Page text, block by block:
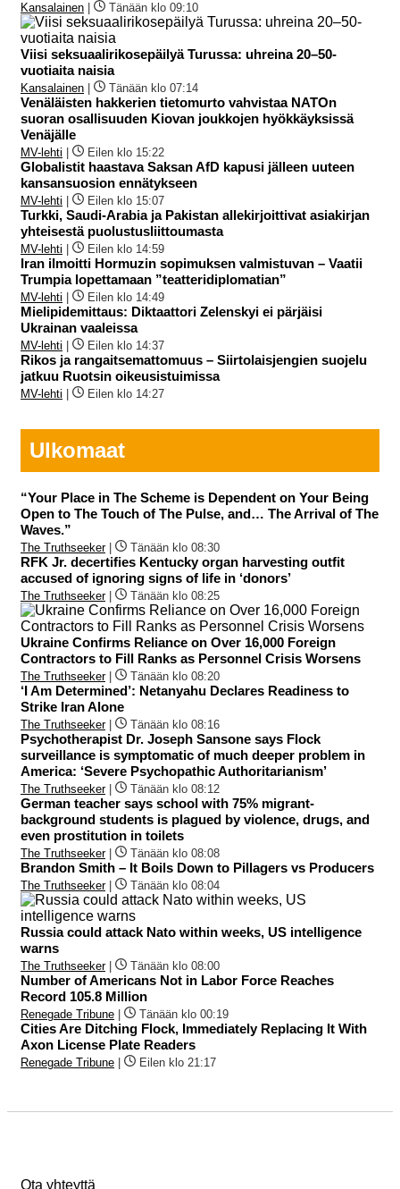
Kansalainen Tänään klo 09:10
Viisi seksuaalirikosepäilyä Turussa: uhreina 20–50-
vuotiaita naisia
Kansalainen Tänään klo 07:14
Venäläisten hakkerien tietomurto vahvistaa NATOn
suoran osallisuuden Kiovan joukkojen hyökkäyksissä
Venäjälle
MV-lehti Eilen klo 15:22
Globalistit haastava Saksan AfD kapusi jälleen uuteen
kansansuosion ennätykseen
MV-lehti Eilen klo 15:07
Turkki, Saudi-Arabia ja Pakistan allekirjoittivat asiakirjan
yhteisestä puolustusliittoumasta
MV-lehti Eilen klo 14:59
Iran ilmoitti Hormuzin sopimuksen valmistuvan – Vaatii
Trumpia lopettamaan ”teatteridiplomatian”
MV-lehti Eilen klo 14:49
Mielipidemittaus: Diktaattori Zelenskyi ei pärjäisi
Ukrainan vaaleissa
MV-lehti Eilen klo 14:37
Rikos ja rangaitsemattomuus – Siirtolaisjengien suojelu
jatkuu Ruotsin oikeusistuimissa
MV-lehti Eilen klo 14:27
Ulkomaat
“Your Place in The Scheme is Dependent on Your Being
Open to The Touch of The Pulse, and… The Arrival of The
Waves.”
The Truthseeker| Tänään klo 08:30
RFK Jr. decertifies Kentucky organ harvesting outfit
accused of ignoring signs of life in ‘donors’
The Truthseeker| Tänään klo 08:25
Ukraine Confirms Reliance on Over 16,000 Foreign
Contractors to Fill Ranks as Personnel Crisis Worsens
The Truthseeker| Tänään klo 08:20
‘I Am Determined’: Netanyahu Declares Readiness to
Strike Iran Alone
The Truthseeker| Tänään klo 08:16
Psychotherapist Dr. Joseph Sansone says Flock
surveillance is symptomatic of much deeper problem in
America: ‘Severe Psychopathic Authoritarianism’
The Truthseeker| Tänään klo 08:12
German teacher says school with 75% migrant-
background students is plagued by violence, drugs, and
even prostitution in toilets
The Truthseeker| Tänään klo 08:08
Brandon Smith – It Boils Down to Pillagers vs Producers
The Truthseeker| Tänään klo 08:04
Russia could attack Nato within weeks, US intelligence
warns
The Truthseeker| Tänään klo 08:00
Number of Americans Not in Labor Force Reaches
Record 105.8 Million
Renegade Tribune Tänään klo 00:19
Cities Are Ditching Flock, Immediately Replacing It With
Axon License Plate Readers
Renegade Tribune Eilen klo 21:17
Ota yhteyttä